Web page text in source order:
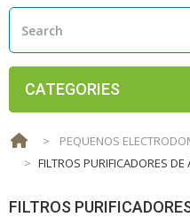
CATEGORIES
> PEQUENOS
> FILTROS PURIFICADORES
FILTROS